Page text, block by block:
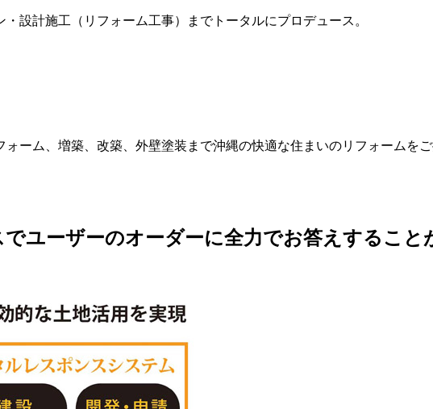
設計施工（リフォーム工事）までトータルにプロデュース。
ユーザーのオーダーに全力でお答えすること